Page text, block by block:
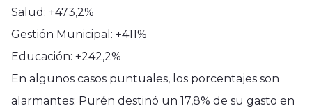
Salud: +473,2%
Gestión Municipal: +411%
Educación: +242,2%
En algunos casos puntuales, los porcentajes son
alarmantes: Purén destinó un 17,8% de su gasto en